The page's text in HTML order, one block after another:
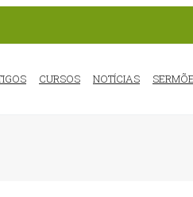
CURSOS NOTÍCIAS